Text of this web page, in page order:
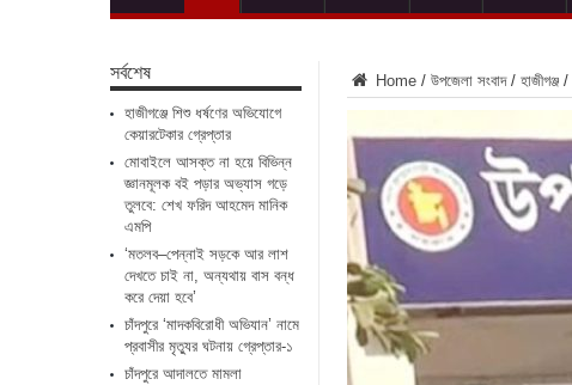
Home / উপজেলা সংবাদ / হাজীগঞ্জ /
সর্বশেষ
হাজীগঞ্জে শিশু ধর্ষণের অভিযোগে
কেয়ারটেকার গ্রেপ্তার
মোবাইলে আসক্ত না হয়ে বিভিন্ন
জ্ঞানমূলক বই পড়ার অভ্যাস গড়ে
তুলবে: শেখ ফরিদ আহমেদ মানিক
এমপি
‘মতলব–পেন্নাই সড়কে আর লাশ
দেখতে চাই না, অন্যথায় বাস বন্ধ
করে দেয়া হবে’
চাঁদপুরে ‘মাদকবিরোধী অভিযান’ নামে
প্রবাসীর মৃত্যুর ঘটনায় গ্রেপ্তার-১
চাঁদপুরে আদালতে মামলা